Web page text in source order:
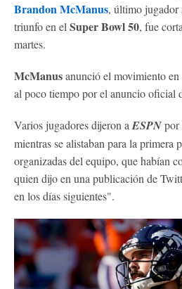
Brandon McManus, último jugador
triunfo en el Super Bowl 50, fue
martes.
McManusanunció el movimiento en
al poco tiempo por el anuncio oficial
Varios jugadores dijeron a ESPNpor
mientras se alistaban para la primera
organizadas del equipo, que habían
quien dijo en una publicación de
en los días siguientes".